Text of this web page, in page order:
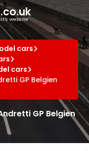
website
cars
cars
GP Belgien
GP Belgien